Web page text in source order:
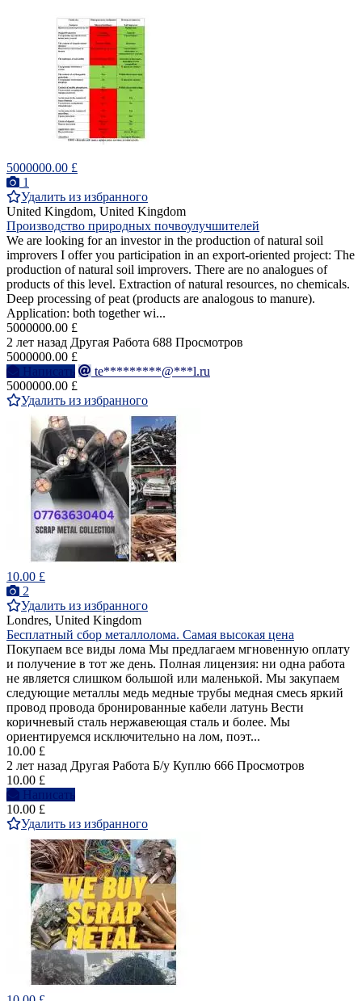
5000000.00 £
1
Удалить из избранного
United Kingdom, United Kingdom
Производство природных почвоулучшителей
We are looking for an investor in the production of natural soil
improvers I offer you participation in an export-oriented project: The
production of natural soil improvers. There are no analogues of
products of this level. Extraction of natural resources, no chemicals.
Deep processing of peat (products are analogous to manure).
Application: both together wi...
5000000.00 £
2 лет назад Другая Работа 688 Просмотров
5000000.00 £
Написать
te*********@***l.ru
5000000.00 £
Удалить из избранного
10.00 £
2
Удалить из избранного
Londres, United Kingdom
Бесплатный сбор металлолома. Самая высокая цена
Покупаем все виды лома Мы предлагаем мгновенную оплату
и получение в тот же день. Полная лицензия: ни одна работа
не является слишком большой или маленькой. Мы закупаем
следующие металлы медь медные трубы медная смесь яркий
провод провода бронированные кабели латунь Вести
коричневый сталь нержавеющая сталь и более. Мы
ориентируемся исключительно на лом, поэт...
10.00 £
2 лет назад Другая Работа Б/у Куплю 666 Просмотров
10.00 £
Написать
10.00 £
Удалить из избранного